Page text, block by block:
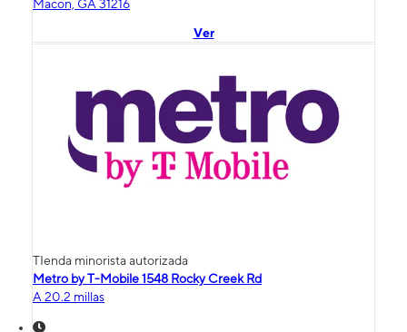
Macon, GA 31216
Ver
TIenda minorista autorizada
Metro by T-Mobile 1548 Rocky Creek Rd
A 20.2 millas